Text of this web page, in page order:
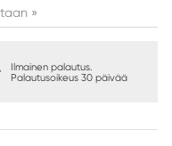
»
Ilmainen palautus.
Palautusoikeus 30 päivää